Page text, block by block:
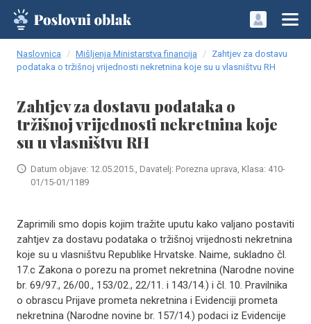
Naslovnica Mišljenja Ministarstva financija
Zahtjev za dostavu
podataka o tržišnoj vrijednosti nekretnina koje su u vlasništvu RH
Zahtjev za dostavu podataka o
tržišnoj vrijednosti nekretnina koje
su u vlasništvu RH
Datum objave: 12.05.2015., Davatelj: Porezna uprava, Klasa: 410-
01/15-01/1189
Zaprimili smo dopis kojim tražite uputu kako valjano postaviti
zahtjev za dostavu podataka o tržišnoj vrijednosti nekretnina
koje su u vlasništvu Republike Hrvatske. Naime, sukladno čl.
17.c Zakona o porezu na promet nekretnina (Narodne novine
br. 69/97., 26/00., 153/02., 22/11. i 143/14.) i čl. 10. Pravilnika
o obrascu Prijave prometa nekretnina i Evidenciji prometa
nekretnina (Narodne novine br. 157/14.) podaci iz Evidencije